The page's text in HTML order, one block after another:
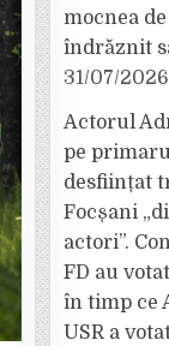
mocnea
îndrăznit
31/07/2026
Actorul
pe
desființat
Focșani
actori”.
FD au
în timp ce
USR a